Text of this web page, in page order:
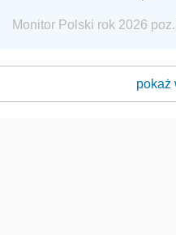
Monitor Polski rok 2026
pokaż